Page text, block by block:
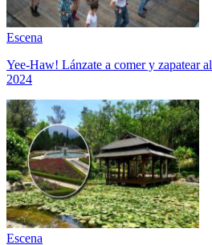
Escena
Yee-Haw! Lánzate a comer y zapatear al
2024
Escena